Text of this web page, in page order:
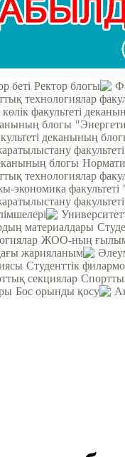
беті Ректор блогы
технологиялар
факультеті
блогы
деканының
блогы
технологиялар
экономика факультеті
факультеті
материалдары
ЖОО-ның
жарияланым
Студенттік
секциялар
Бос орынды қосу